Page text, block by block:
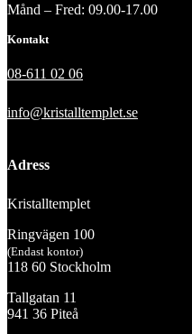
Månd – Fred: 09.00-17.00
Kontakt
08-611 02 06
info@kristalltemplet.se
Adress
Kristalltemplet
Ringvägen 100
(Endast kontor)
118 60 Stockholm
Tallgatan 11
941 36 Piteå